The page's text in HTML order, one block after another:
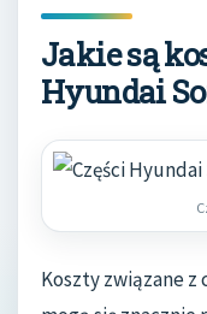
Jakie są
Hyundai
Koszty związane z